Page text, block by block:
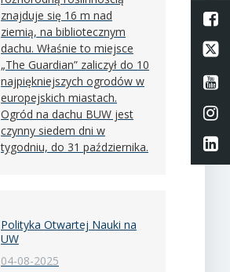
znajduje się 16 m nad
ziemią, na bibliotecznym
dachu. Właśnie to miejsce
„The Guardian” zaliczył do 10
najpiękniejszych ogrodów w
europejskich miastach.
Ogród na dachu BUW jest
czynny siedem dni w
tygodniu, do 31 października.
Polityka Otwartej Nauki na
UW
04-08-2025